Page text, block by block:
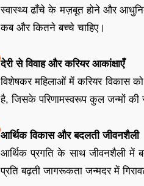
स्वास्थ्य ढाँचे के मज़बूत होने और
कब और कितने बच्चे चाहिए।
देरी से विवाह और करियर आकांक्षाएँ
विशेषकर महिलाओं में करियर विकास
है, जिसके परिणामस्वरूप कुल जन्मों की
आर्थिक विकास और बदलती जीवनशैली
आर्थिक प्रगति के साथ जीवनशैली में
प्रति बढ़ती जागरूकता जन्मदर में